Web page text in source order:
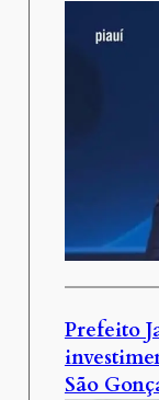
Prefeito
São